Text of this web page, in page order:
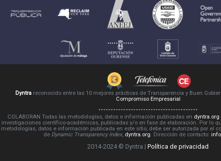
Dyntrareconocido entre las 10 mejores prácticas de Transparencia y Buen
Compromiso Empresarial
COLABORAN Todas las metodologías, datos e información publicadas en dyntra.org
investigaciones científico-académicas, publicadas y/o en fase de elaboración. Por lo
metodologías, datos e información publicada en este sitio, debe ser autorizada por el
de Dynamic Transparency Index, dyntra.org. Dirección de contacto:
2014-2024 © Dyntra | Política de privacidad